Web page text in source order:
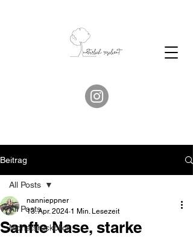
Beitrag
All Posts
Monatsrückblick
All Posts
Sanfte Nase, starke
nannieppner
13. Apr. 2024 1 Min. Lesezeit